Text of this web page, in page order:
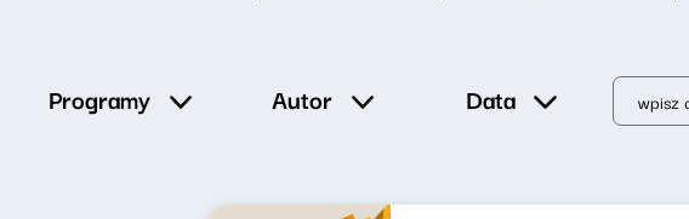
Programy Autor Data